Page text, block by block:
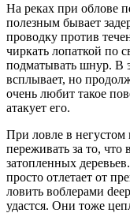
На реках при облове
полезным бывает
проводку против
чиркать лопаткой по
подматывать шнур. В
всплывает, но
очень любит такое
атакует его.
При ловле в
переживать за то, что
затопленных
просто отлетает от
ловить воблерами
удастся. Они тоже